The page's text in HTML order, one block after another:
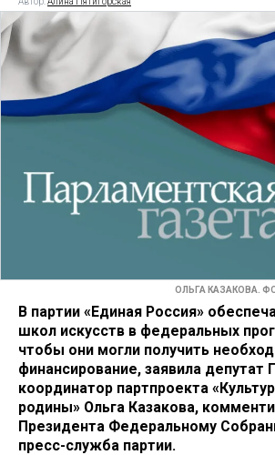
ОЛЬГА КАЗАКОВА.
В партии «Единая Россия»
школ искусств в федеральных
чтобы они могли получить
финансирование, заявила депутат
координатор партпроекта
родины» Ольга Казакова,
Президента Федеральному
пресс-служба партии.